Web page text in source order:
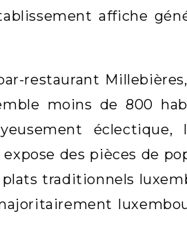
affiche
restaurant
moins de 800
éclectique,
des pièces de
traditionnels